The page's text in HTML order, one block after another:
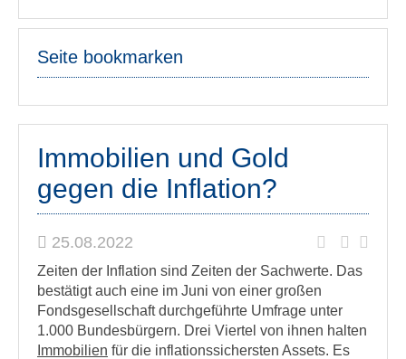
Seite bookmarken
Immobilien und Gold
gegen die Inflation?
25.08.2022
Zeiten der Inflation sind Zeiten der Sachwerte. Das
bestätigt auch eine im Juni von einer großen
Fondsgesellschaft durchgeführte Umfrage unter
1.000 Bundesbürgern. Drei Viertel von ihnen halten
Immobilien für die inflationssichersten Assets. Es